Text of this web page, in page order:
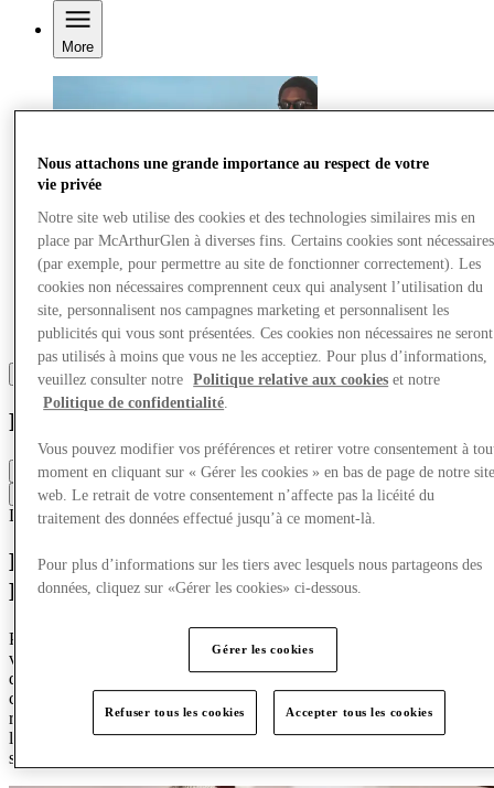
More
Polo Ralph Lauren
Closed
Contact the store
LuxeModeHommeFemme
Entrez dans l’univers de Polo Ralph
Lauren
Pour Ralph Lauren,
vie
un hommage aux passe-temps qui nous unissent, et un rappel
que la pratique du sport repose autant sur la vitalité, l’élégance, la
camaraderie et les loisirs. Desblancs éclatants du tennis à la grâce
raffinée du polo, à l’excitation de la piste de course et à la liberté de
la haute mer , découvrez une viede sport, de style et d’une
sophistication
Nous attachons une grande importance au respect de votre
vie privée
Notre site web utilise des cookies et des technologies similaires mis en
place par McArthurGlen à diverses fins. Certains cookies sont nécessaires
(par exemple, pour permettre au site de fonctionner correctement). Les
cookies non nécessaires comprennent ceux qui analysent l’utilisation du
site, personnalisent nos campagnes marketing et personnalisent les
publicités qui vous sont présentées. Ces cookies non nécessaires ne seront
pas utilisés à moins que vous ne les acceptiez. Pour plus d’informations,
veuillez consulter notre
Politique relative aux cookies et notre
Politique de confidentialité.
Vous pouvez modifier vos préférences et retirer votre consentement à
moment en cliquant sur « Gérer les cookies » en bas de page de notre
web. Le retrait de votre consentement n’affecte pas la licéité du
traitement des données effectué jusqu’à ce moment-là.
Pour plus d’informations sur les tiers avec lesquels nous partageons des
données, cliquez sur «Gérer les cookies» ci-dessous.
Gérer les cookies
Refuser tous les cookies Accepter tous les cookies